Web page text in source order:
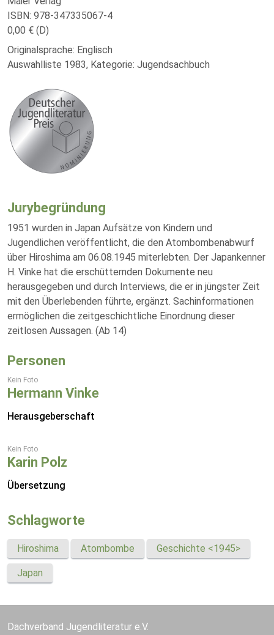
ISBN: 978-347335067-4
0,00 € (D)
Originalsprache: Englisch
Auswahlliste 1983, Kategorie: Jugendsachbuch
Jurybegründung
1951 wurden in Japan Aufsätze von Kindern und
Jugendlichen veröffentlicht, die den Atombombenabwurf
über Hiroshima am 06.08.1945 miterlebten. Der Japankenner
H. Vinke hat die erschütternden Dokumente neu
herausgegeben und durch Interviews, die er in jüngster Zeit
mit den Überlebenden führte, ergänzt. Sachinformationen
ermöglichen die zeitgeschichtliche Einordnung dieser
zeitlosen Aussagen. (Ab 14)
Personen
Kein Foto
Hermann Vinke
Herausgeberschaft
Kein Foto
Karin Polz
Übersetzung
Schlagworte
Hiroshima Atombombe Geschichte <1945>
Japan
Dachverband Jugendliteratur e.V.